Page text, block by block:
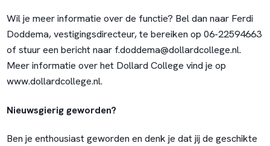
Wil je meer informatie over de functie? Bel dan naar Ferdi
Doddema, vestigingsdirecteur, te bereiken op 06-22594663
of stuur een bericht naar f.doddema@dollardcollege.nl.
Meer informatie over het Dollard College vind je op
www.dollardcollege.nl.
Nieuwsgierig geworden?
Ben je enthousiast geworden en denk je dat jij de geschikte